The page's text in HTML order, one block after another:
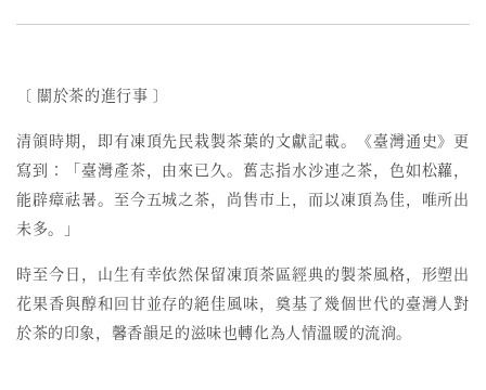
〔 關於茶的進行事 〕
清領時期，即有凍頂先民栽製茶葉的文獻記載。《臺灣通史》更
寫到：「臺灣產茶，由來已久。舊志指水沙連之茶，色如松蘿，
能辟瘴祛暑。至今五城之茶，尚售市上，而以凍頂為佳，唯所出
未多。」
時至今日， 山生有幸依然保留凍頂茶區經典的製茶風格，形塑出
花果香與醇和回甘並存的絕佳風味，奠基了幾個世代的臺灣人對
於茶的印象，馨香韻足的滋味也轉化為人情溫暖的流淌。